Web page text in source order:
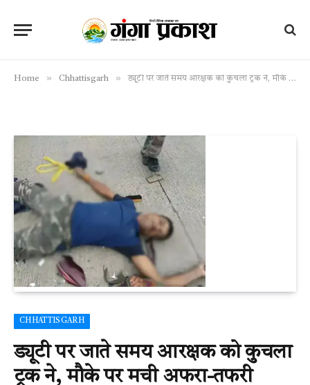
Home » Chhattisgarh » ड्यूटी पर जाते समय आरक्षक को कुचला ट्रक ने, मौके पर मची अफरा-तफरी
CHHATTISGARH
ड्यूटी पर जाते समय आरक्षक को कुचला
ट्रक ने, मौके पर मची अफरा-तफरी